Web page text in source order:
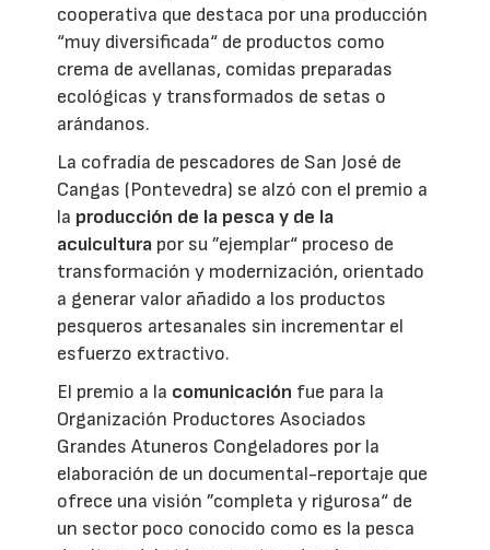
cooperativa que destaca por una producción
“muy diversificada“ de productos como
crema de avellanas, comidas preparadas
ecológicas y transformados de setas o
arándanos.
La cofradía de pescadores de San José de
Cangas (Pontevedra) se alzó con el premio a
la producción de la pesca y de la
acuicultura por su ”ejemplar“ proceso de
transformación y modernización, orientado
a generar valor añadido a los productos
pesqueros artesanales sin incrementar el
esfuerzo extractivo.
El premio a la comunicación fue para la
Organización Productores Asociados
Grandes Atuneros Congeladores por la
elaboración de un documental-reportaje que
ofrece una visión ”completa y rigurosa“ de
un sector poco conocido como es la pesca